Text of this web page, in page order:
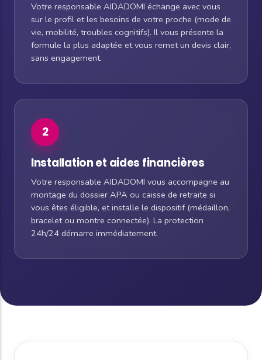
Votre responsable AIDADOMI échange avec vous
sur le profil et les besoins de votre proche (mode de
vie, mobilité, troubles cognitifs). Il vous présente la
formule la plus adaptée et vous remet un devis clair,
sans engagement.
2
Installation et aides financières
Votre responsable AIDADOMI vous accompagne au
montage du dossier APA ou caisse de retraite si
vous êtes éligible, et installe le dispositif (médaillon,
bracelet ou montre connectée). La protection
24h/24 démarre immédiatement.